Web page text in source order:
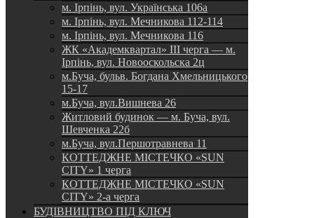
м. Ірпінь, вул. Українська 106а
м. Ірпінь, вул. Мечникова 112-114
м. Ірпінь, вул. Мечникова 116
ЖК «Академквартал» III черга — м.
Ірпінь, вул. Новооскольска 2ц
м.Буча, бульв. Богдана Хмельницького
15-17
м.Буча, вул.Вишнева 26
Житловий будинок — м. Буча, вул.
Шевченка 22б
м.Буча, вул.Першотравнева 11
КОТТЕДЖНЕ МІСТЕЧКО «SUN
CITY» 1 черга
КОТТЕДЖНЕ МІСТЕЧКО «SUN
CITY» 2-а черга
БУДІВНИЦТВО ПІД КЛЮЧ